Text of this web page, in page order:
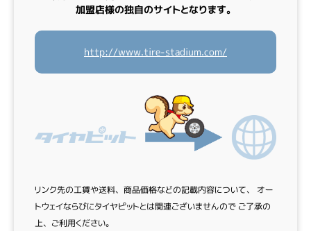
加盟店様の独自のサイトとなります。
http://www.tire-stadium.com/
リンク先の工賃や送料、商品価格などの記載内容について、
オー
トウェイならびにタイヤピットとは関連ございませんので ご了承の
上、ご利用ください。